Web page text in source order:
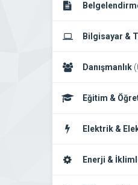
Bilgisayar &
Danışmanlık
Eğitim &
Elektrik &
Enerji &